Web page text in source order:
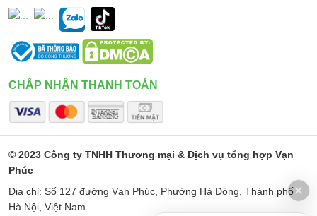
CHẤP NHẬN THANH TOÁN
© 2023 Công ty TNHH Thương mại & Dịch vụ tổng hợp Vạn
Phúc
Địa chỉ: Số 127 đường Vạn Phúc, Phường Hà Đông, Thành phố
Hà Nội, Việt Nam